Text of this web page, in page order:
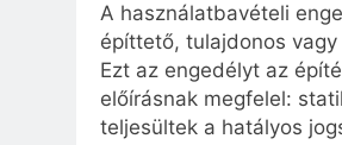
A használatbavételi
építtető, tulajdonos
Ezt az engedélyt az
előírásnak megfelel:
teljesültek a hatályos